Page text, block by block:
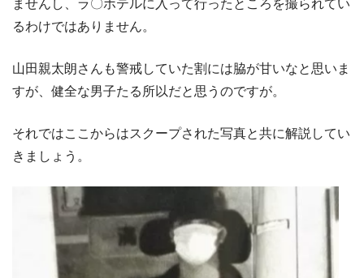
ませんし、ラ〇ホテルに入って行ったところを撮られてい
るわけではありません。
山田親太朗さんも警戒していた割には脇が甘いなと思いま
すが、健全な男子たる所以だと思うのですが。
それではここからはスクープされた写真と共に解説してい
きましょう。